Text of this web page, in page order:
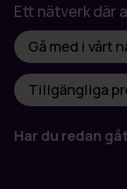
Kunder (EN) ->
Ett nätverk där
Gå med i vårt
Tillgängliga
Har du redan